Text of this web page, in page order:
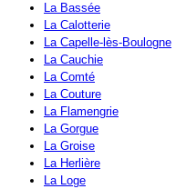
La Bassée
La Calotterie
La Capelle-lès-Boulogne
La Cauchie
La Comté
La Couture
La Flamengrie
La Gorgue
La Groise
La Herlière
La Loge